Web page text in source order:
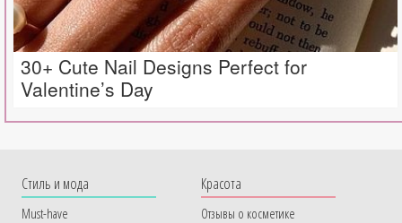
30+ Cute Nail Designs Perfect for
Valentine’s Day
Cтиль и мода
Must-have
Красота
Отзывы о косметике